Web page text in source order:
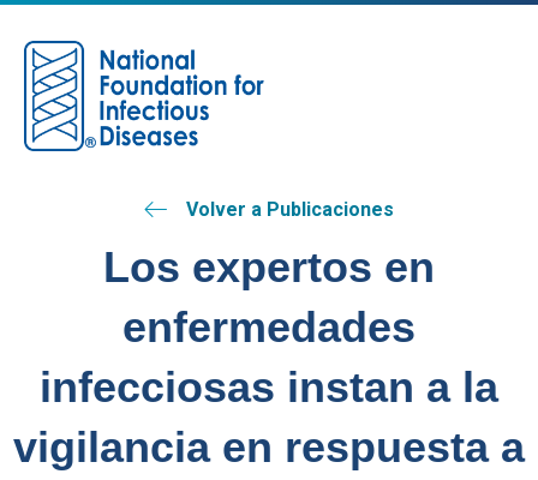
Volver a Publicaciones
Los expertos en
enfermedades
infecciosas instan a la
vigilancia en respuesta a